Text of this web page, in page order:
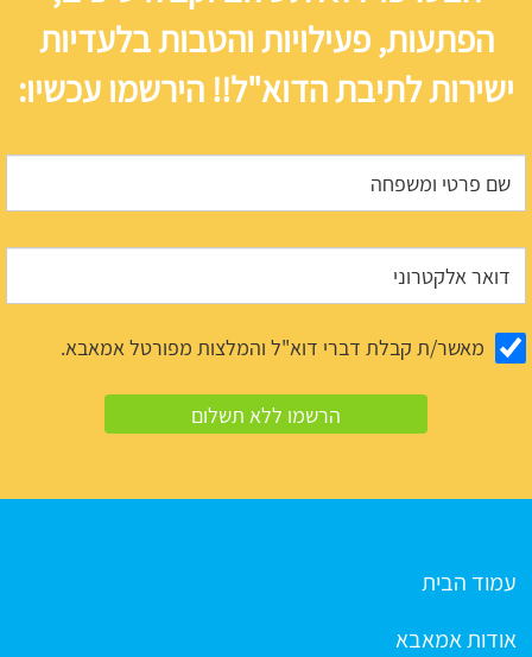
הפתעות, פעילויות והטבות בלעדיות
ישירות לתיבת הדוא"ל!! הירשמו עכשיו:
מאשר/ת קבלת דברי דוא"ל והמלצות מפורטל אמאבא.
עמוד הבית
אודות אמאבא